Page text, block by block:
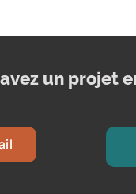
un projet